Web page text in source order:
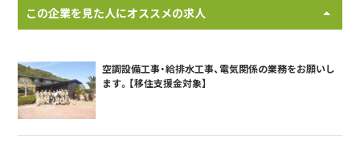
この企業を見た人にオススメの求人
空調設備工事・給排水工事、電気関係の業務をお願いし
ます。【移住支援金対象】